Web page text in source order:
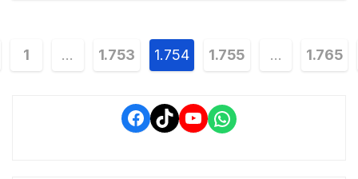
1 … 1.753 1.754 1.755 … 1.765
Facebook
TikTokYouTube
WhatsApp